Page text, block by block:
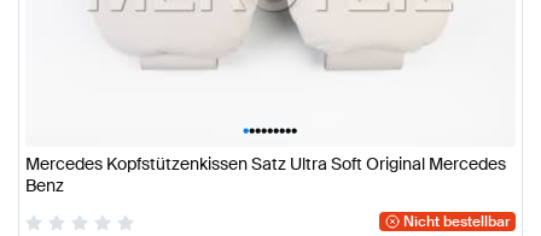
•••••••••
Mercedes Kopfstützenkissen Satz Ultra Soft Original Mercedes
Benz
Nicht bestellbar